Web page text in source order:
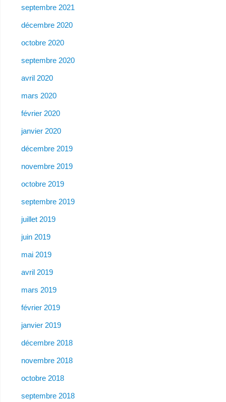
septembre 2021
décembre 2020
octobre 2020
septembre 2020
avril 2020
mars 2020
février 2020
janvier 2020
décembre 2019
novembre 2019
octobre 2019
septembre 2019
juillet 2019
juin 2019
mai 2019
avril 2019
mars 2019
février 2019
janvier 2019
décembre 2018
novembre 2018
octobre 2018
septembre 2018